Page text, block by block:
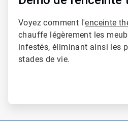
Voyez comment l'enceinte
chauffe légèrement les
infestés, éliminant ainsi les
stades de vie.